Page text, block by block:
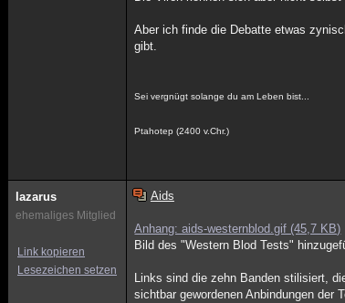
Aber ich finde die Debatte etwas
gibt.
Sei vergnügt solange du am Leben bist...
Ptahotep (2400 v.Chr.)
lazarus
ehemaliges Mitglied
Link kopieren
Lesezeichen setzen
Aids
Anhang: aids-westernblod.gif (45,7 KB)
Bild des "Western Blod Tests"
Links sind die zehn Banden stilisiert,
sichtbar gewordenen Anbindungen der